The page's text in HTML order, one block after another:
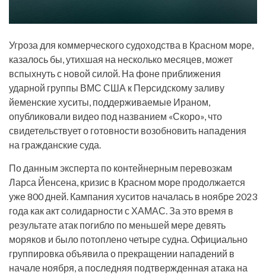
Угроза для коммерческого судоходства в Красном море,
казалось бы, утихшая на несколько месяцев, может
вспыхнуть с новой силой. На фоне приближения
ударной группы ВМС США к Персидскому заливу
йеменские хуситы, поддерживаемые Ираном,
опубликовали видео под названием «Скоро», что
свидетельствует о готовности возобновить нападения
на гражданские суда.
По данным эксперта по контейнерным перевозкам
Ларса Йенсена, кризис в Красном море продолжается
уже 800 дней. Кампания хуситов началась в ноябре 2023
года как акт солидарности с ХАМАС. За это время в
результате атак погибло по меньшей мере девять
моряков и было потоплено четыре судна. Официально
группировка объявила о прекращении нападений в
начале ноября, а последняя подтвержденная атака на